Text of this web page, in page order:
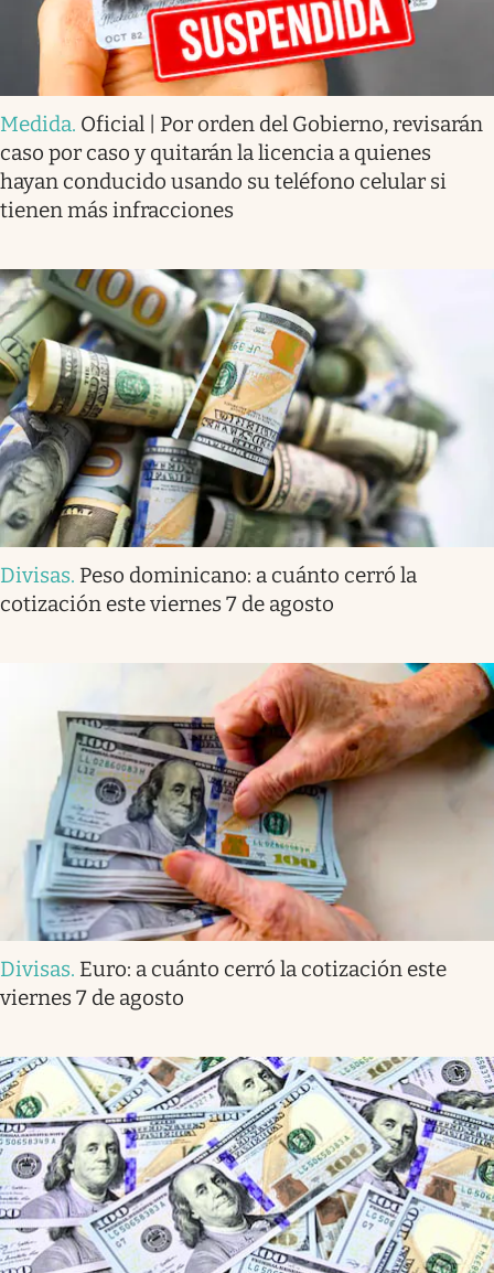
Medida. Oficial | Por orden del Gobierno, revisarán
caso por caso y quitarán la licencia a quienes
hayan conducido usando su teléfono celular si
tienen más infracciones
Divisas. Peso dominicano: a cuánto cerró la
cotización este viernes 7 de agosto
Divisas. Euro: a cuánto cerró la cotización este
viernes 7 de agosto